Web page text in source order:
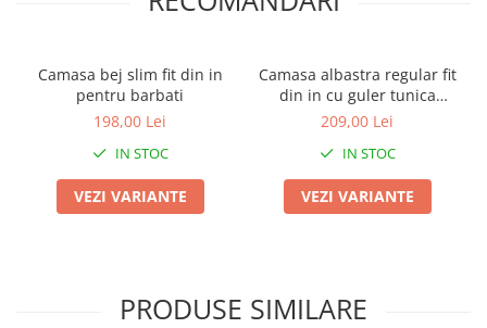
Camasa bej slim fit din in
pentru barbati
198,00 Lei
IN STOC
VEZI VARIANTE
Camasa albastra regular fit
din in cu guler tunica
pentru barbati 2XL
209,00 Lei
IN STOC
VEZI VARIANTE
PRODUSE SIMILARE